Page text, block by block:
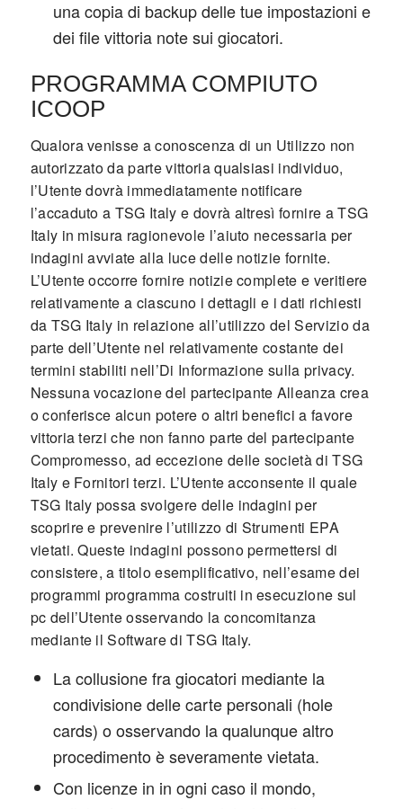
una copia di backup delle tue impostazioni e
dei file vittoria note sui giocatori.
PROGRAMMA COMPIUTO
ICOOP
Qualora venisse a conoscenza di un Utilizzo non
autorizzato da parte vittoria qualsiasi individuo,
l’Utente dovrà immediatamente notificare
l’accaduto a TSG Italy e dovrà altresì fornire a TSG
Italy in misura ragionevole l’aiuto necessaria per
indagini avviate alla luce delle notizie fornite.
L’Utente occorre fornire notizie complete e veritiere
relativamente a ciascuno i dettagli e i dati richiesti
da TSG Italy in relazione all’utilizzo del Servizio da
parte dell’Utente nel relativamente costante dei
termini stabiliti nell’Di Informazione sulla privacy.
Nessuna vocazione del partecipante Alleanza crea
o conferisce alcun potere o altri benefici a favore
vittoria terzi che non fanno parte del partecipante
Compromesso, ad eccezione delle società di TSG
Italy e Fornitori terzi. L’Utente acconsente il quale
TSG Italy possa svolgere delle indagini per
scoprire e prevenire l’utilizzo di Strumenti EPA
vietati. Queste indagini possono permettersi di
consistere, a titolo esemplificativo, nell’esame dei
programmi programma costruiti in esecuzione sul
pc dell’Utente osservando la concomitanza
mediante il Software di TSG Italy.
La collusione fra giocatori mediante la
condivisione delle carte personali (hole
cards) o osservando la qualunque altro
procedimento è severamente vietata.
Con licenze in in ogni caso il mondo,